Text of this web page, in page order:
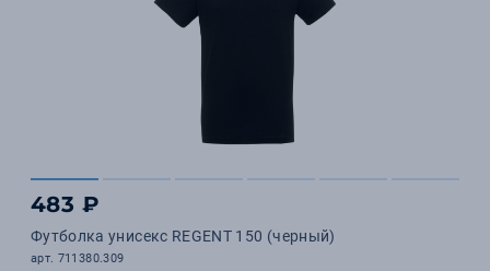
483 ₽
Футболка унисекс REGENT 150 (черный)
арт. 711380.309